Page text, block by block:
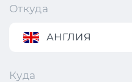
Откуда
АНГЛИЯ
Куда